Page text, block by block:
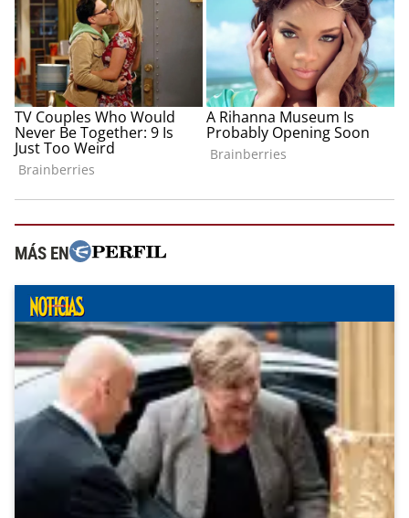
MÁS EN